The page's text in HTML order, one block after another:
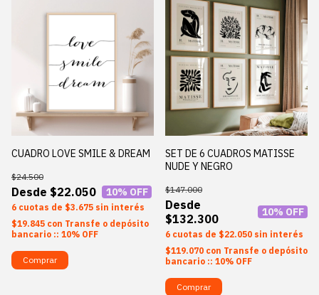
CUADRO LOVE SMILE & DREAM
$22.050
$24.500
10% OFF
6 $3.675 sin interés
$19.845 con Transfe o depósito
bancario :: 10% OFF
Comprar
SET DE 6 CUADROS MATISSE
NUDE Y NEGRO
$132.300
$147.000
10% OFF
6 $22.050 sin interés
$119.070 con Transfe o depósito
bancario :: 10% OFF
Comprar